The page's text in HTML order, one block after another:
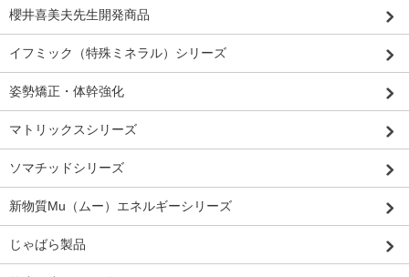
櫻井喜美夫先生開発商品
イフミック（特殊ミネラル）シリーズ
姿勢矯正・体幹強化
マトリックスシリーズ
ソマチッドシリーズ
新物質Mu（ムー）エネルギーシリーズ
じゃばら製品